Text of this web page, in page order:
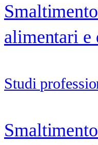
alimentari e
Studi